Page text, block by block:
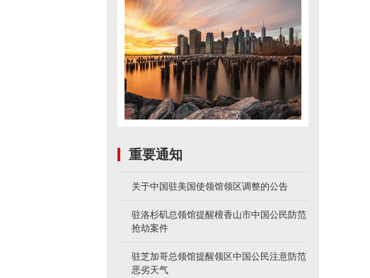
重要通知
关于中国驻美国使领馆领区调整的公告
驻洛杉矶总领馆提醒檀香山市中国公民防范
抢劫案件
驻芝加哥总领馆提醒领区中国公民注意防范
恶劣天气